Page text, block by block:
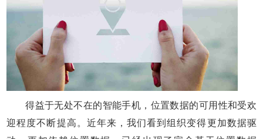
得益于无处不在的智能手机，位置数据的可用性和受欢
迎程度不断提高。近年来，我们看到组织变得更加数据驱